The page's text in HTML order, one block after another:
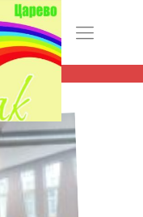
салон към
„Ален мак“